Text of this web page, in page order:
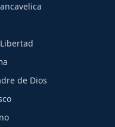
de Dios